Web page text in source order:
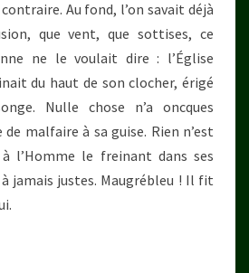
Au fond, l’on savait déjà
que vent, que sottises, ce
ne le voulait dire : l’Église
du haut de son clocher, érigé
Nulle chose n’a oncques
malfaire à sa guise. Rien n’est
l’Homme le freinant dans ses
jamais justes. Maugrébleu ! Il fit